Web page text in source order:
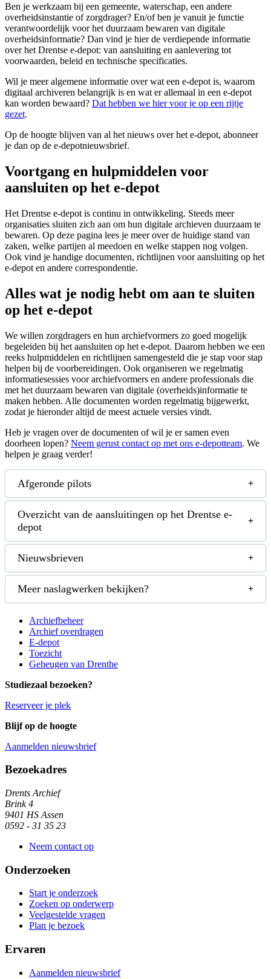
Ben je werkzaam bij een gemeente, waterschap, een andere
overheidsinstantie of zorgdrager? En/of ben je vanuit je functie
verantwoordelijk voor het duurzaam bewaren van digitale
overheidsinformatie? Dan vind je hier de verdiepende informatie
over het Drentse e-depot: van aansluiting en aanlevering tot
voorwaarden, beleid en technische specificaties.
Wil je meer algemene informatie over wat een e-depot is, waarom
digitaal archiveren belangrijk is en wat er allemaal in een e-depot
kan worden bewaard? Dat hebben we hier voor je op een rijtje
gezet.
Op de hoogte blijven van al het nieuws over het e-depot, abonneer
je dan op de e-depotnieuwsbrief.
Voortgang en hulpmiddelen voor
aansluiten op het e-depot
Het Drentse e-depot is continu in ontwikkeling. Steeds meer
organisaties sluiten zich aan om hun digitale archieven duurzaam te
bewaren. Op deze pagina lees je meer over de huidige stand van
zaken, welke partijen al meedoen en welke stappen nog volgen.
Ook vind je handige documenten, richtlijnen voor aansluiting op het
e-depot en andere correspondentie.
Alles wat je nodig hebt om aan te sluiten
op het e-depot
We willen zorgdragers en hun archiefvormers zo goed mogelijk
begeleiden bij het aansluiten op het e-depot. Daarom hebben we een
reeks hulpmiddelen en richtlijnen samengesteld die je stap voor stap
helpen bij de voorbereidingen. Ook organiseren we regelmatig
informatiesessies voor archiefvormers en andere professionals die
met het duurzaam bewaren van digitale (overheids)informatie te
maken hebben. Alle documenten worden regelmatig bijgewerkt,
zodat je hieronder altijd de meest actuele versies vindt.
Heb je vragen over de documenten of wil je er samen even
doorheen lopen? Neem gerust contact op met ons e-depotteam. We
helpen je graag verder!
Afgeronde pilots
Overzicht van de aansluitingen op het Drentse e-
depot
Nieuwsbrieven
Meer naslagwerken bekijken?
Archiefbeheer
Archief overdragen
E-depot
Toezicht
Geheugen van Drenthe
Studiezaal bezoeken?
Reserveer je plek
Blijf op de hoogte
Aanmelden nieuwsbrief
Algemene informatie
Bezoekadres
Drents Archief
Brink 4
9401 HS Assen
0592 - 31 35 23
Neem contact op
Onderzoeken
Start je onderzoek
Zoeken op onderwerp
Veelgestelde vragen
Plan je bezoek
Ervaren
Aanmelden nieuwsbrief